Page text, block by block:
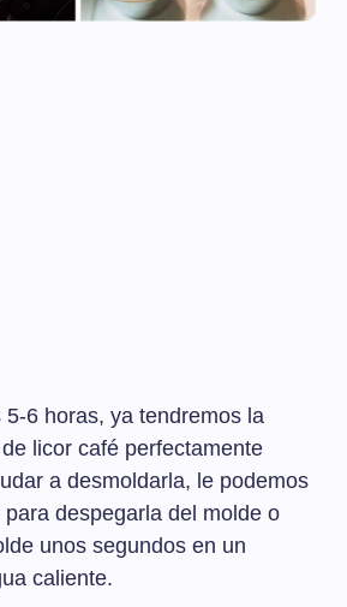
5-6 horas, ya tendremos la
licor café perfectamente
a desmoldarla, le podemos
despegarla del molde o
unos segundos en un
caliente.